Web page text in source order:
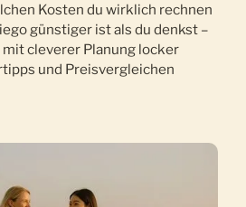
Kosten du wirklich rechnen
günstiger ist als du denkst –
cleverer Planung locker
und Preisvergleichen